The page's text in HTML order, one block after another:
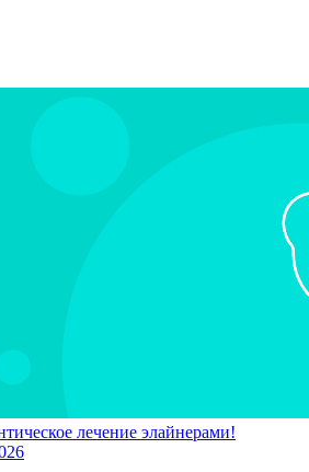
лечение элайнерами!